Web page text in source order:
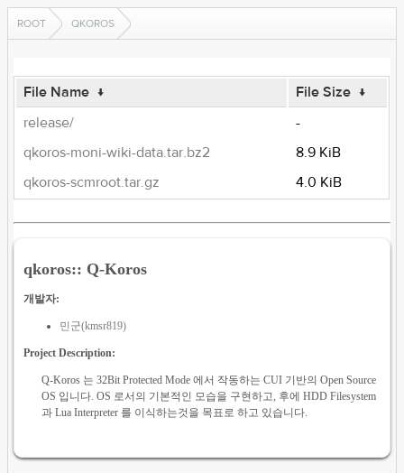
ROOT QKOROS
File Name ↓ File Size ↓
release/
-
qkoros-moni-wiki-data.tar.bz2
8.9 KiB
qkoros-scmroot.tar.gz
4.0 KiB
qkoros:: Q-Koros
개발자:
민군(kmsr819)
Project Description:
Q-Koros 는 32Bit Protected Mode 에서 작동하는 CUI 기반의 Open Source
OS 입니다. OS 로서의 기본적인 모습을 구현하고, 후에 HDD Filesystem
과 Lua Interpreter 를 이식하는것을 목표로 하고 있습니다.